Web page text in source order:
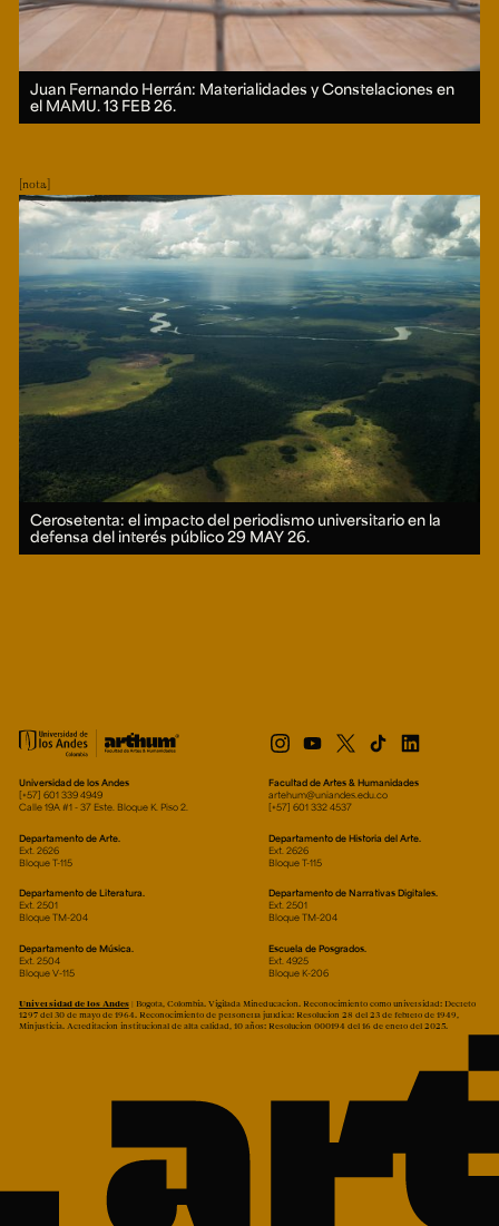
Juan Fernando Herrán: Materialidades y Constelaciones en
el MAMU.13 FEB 26.
nota
Cerosetenta: el impacto del periodismo universitario en la
defensa del interés público29 MAY 26.
Universidad de los Andes
[+57] 601 339 4949
Calle 19A #1 - 37 Este. Bloque K. Piso 2.
Facultad de Artes & Humanidades
artehum@uniandes.edu.co
[+57] 601 332 4537
Departamento de Arte.
Ext. 2626
Bloque T-115
Departamento de Historia del Arte.
Ext. 2626
Bloque T-115
Departamento de Literatura.
Ext. 2501
Bloque TM-204
Departamento de Narrativas Digitales.
Ext. 2501
Bloque TM-204
Departamento de Música.
Ext. 2504
Bloque V-115
Escuela de Posgrados.
Ext. 4925
Bloque K-206
Universidad de los Andes| Bogotá, Colombia. Vigilada Mineducación. Reconocimiento como universidad: Decreto
1297 del 30 de mayo de 1964. Reconocimiento de personería jurídica: Resolución 28 del 23 de febrero de 1949,
Minjusticia. Acreditación institucional de alta calidad, 10 años: Resolución 000194 del 16 de enero del 2025.